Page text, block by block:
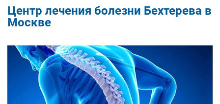
Центр лечения болезни Бехтерева в
Москве